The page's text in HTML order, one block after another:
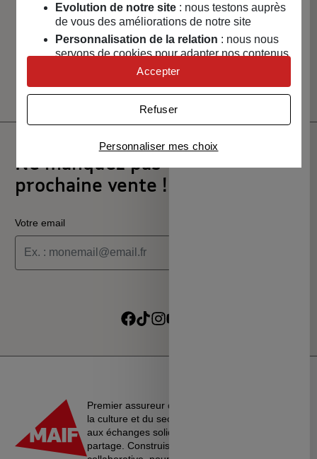
Paiement
100% sécurisé
Livraison
rapide
Un service client
Vendeurs
Ne manquez pas votre
prochaine vente !
Votre email
Je souhaite recevoir les alertes des ventes découvertes du
Premier assureur du monde de l’éducation, de
la culture et du secteur associatif, La MAIF croit
aux échanges solidaires, à l’entraide et au
partage. Construisons une société plus
Evolution de notre site: nous testons auprès
de vous des améliorations de notre site
Personnalisation de la relation : nous nous
servons de cookies pour adapter nos contenus
et personnaliser nos offres
Univers publicitaire: nous utilisons avec nos
publicités personnalisées
Personnaliser mes choix
Refuser
Accepter